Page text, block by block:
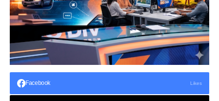
Facebook Likes